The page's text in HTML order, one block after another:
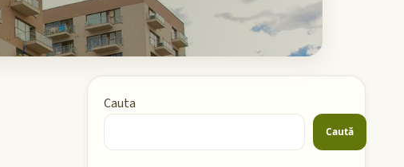
Cauta
Caută